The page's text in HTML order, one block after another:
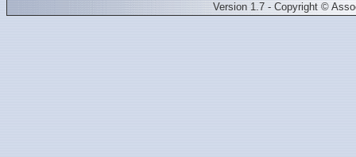
Version 1.7 - Copyright ©